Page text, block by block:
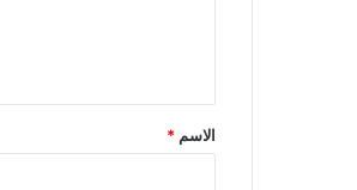
*
الاسم *